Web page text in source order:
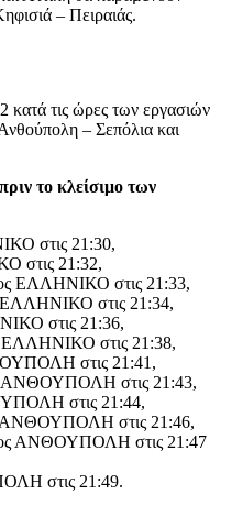
– Πειραιάς.
τις ώρες των εργασιών
– Σεπόλια και
το κλείσιμο των
στις 21:30,
στις 21:32,
ΕΛΛΗΝΙΚΟ στις 21:33,
στις 21:34,
στις 21:36,
στις 21:38,
στις 21:41,
στις 21:43,
στις 21:44,
στις 21:46,
ΑΝΘΟΥΠΟΛΗ στις 21:47
στις 21:49.